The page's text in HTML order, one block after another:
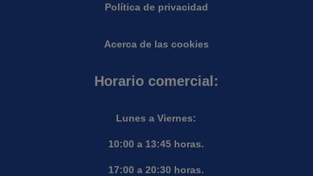
Política de privacidad
Acerca de las cookies
Horario comercial:
Lunes a Viernes:
10:00 a 13:45 horas.
17:00 a 20:30 horas.